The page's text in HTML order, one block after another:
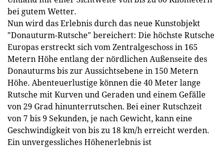
bei gutem Wetter.
Nun wird das Erlebnis durch das neue Kunstobjekt
"Donauturm-Rutsche" bereichert: Die höchste Rutsche
Europas erstreckt sich vom Zentralgeschoss in 165
Metern Höhe entlang der nördlichen Außenseite des
Donauturms bis zur Aussichtsebene in 150 Metern
Höhe. Abenteuerlustige können die 40 Meter lange
Rutsche mit Kurven und Geraden und einem Gefälle
von 29 Grad hinunterrutschen. Bei einer Rutschzeit
von 7 bis 9 Sekunden, je nach Gewicht, kann eine
Geschwindigkeit von bis zu 18 km/h erreicht werden.
Ein unvergessliches Höhenerlebnis ist